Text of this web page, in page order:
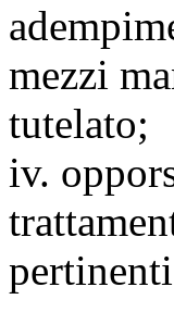
mezzi
tutelato;
iv.